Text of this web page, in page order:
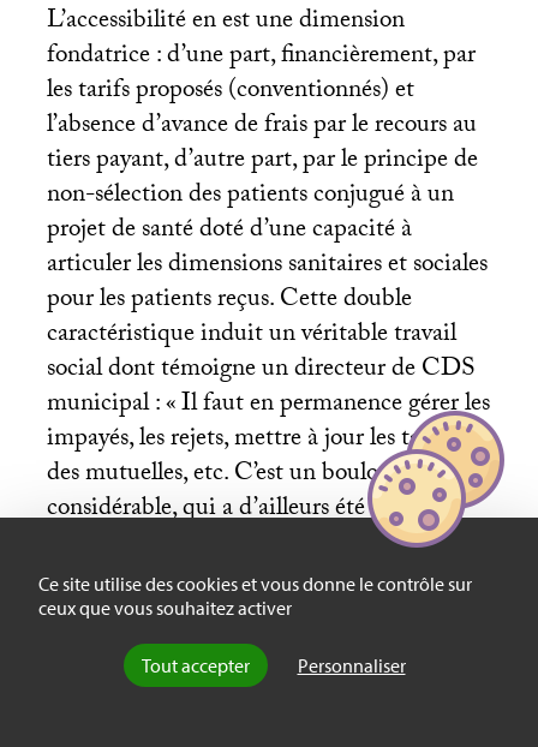
Ce site utilise des cookies et vous donne le contrôle sur
ceux que vous souhaitez activer
Tout accepter Personnaliser
L’accessibilité en est une dimension
fondatrice : d’une part, financièrement, par
les tarifs proposés (conventionnés) et
l’absence d’avance de frais par le recours au
tiers payant, d’autre part, par le principe de
non-sélection des patients conjugué à un
projet de santé doté d’une capacité à
articuler les dimensions sanitaires et sociales
pour les patients reçus. Cette double
caractéristique induit un véritable travail
social dont témoigne un directeur deCDS
municipal : «Il faut en permanence gérer les
impayés, les rejets, mettre à jour les tables
des mutuelles, etc. C’est un boulot
considérable, qui a d’ailleurs été l’un des
objets du refus des médecins libéraux à
adopter le tiers payant.» L’ouverture à tout
public qui empêche, ou au moins limite, les
refus de soins, fait partie des missions
obligatoires originelles desCDS, mais